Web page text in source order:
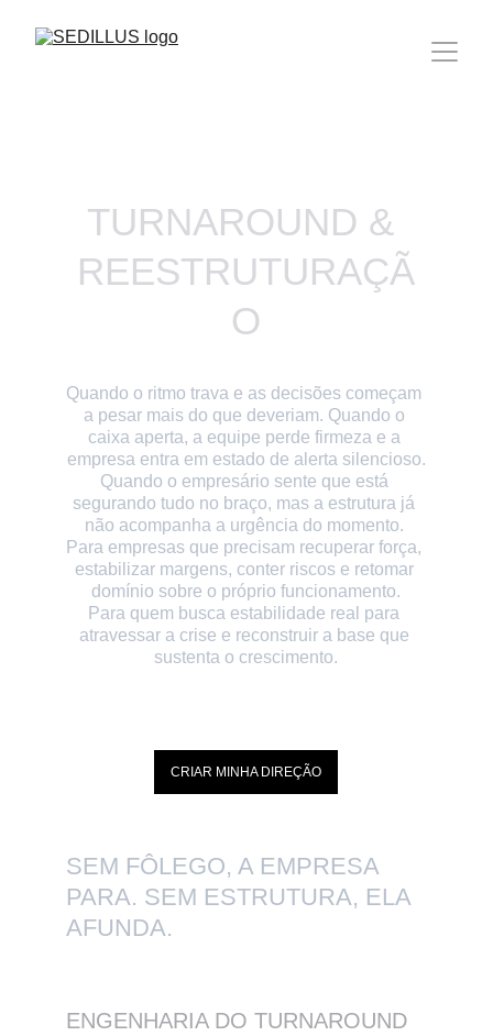
TURNAROUND &
REESTRUTURAÇÃ
O
CRIAR MINHA DIREÇÃO
Quando o ritmo trava e as decisões começam
a pesar mais do que deveriam. Quando o
caixa aperta, a equipe perde firmeza e a
empresa entra em estado de alerta silencioso.
Quando o empresário sente que está
segurando tudo no braço, mas a estrutura já
não acompanha a urgência do momento.
Para empresas que precisam recuperar força,
estabilizar margens, conter riscos e retomar
domínio sobre o próprio funcionamento.
Para quem busca estabilidade real para
atravessar a crise e reconstruir a base que
sustenta o crescimento.
SEM FÔLEGO, A EMPRESA
PARA. SEM ESTRUTURA, ELA
AFUNDA.
ENGENHARIA DO TURNAROUND